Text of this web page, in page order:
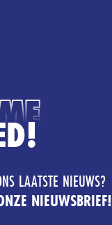
LAATSTE NIEUWS?
NIEUWSBRIEF!